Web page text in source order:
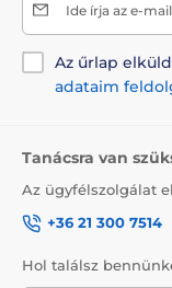
Ide írja az e-
Az űrlap
adataim
Tanácsra van
Az ügyfélszolgálat
+36 21 300 7514
Hol találsz